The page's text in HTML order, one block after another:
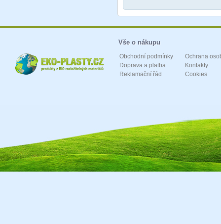
Vše o nákupu
Obchodní podmínky
Doprava a platba
Reklamační řád
Ochrana
Kontakty
Cookies